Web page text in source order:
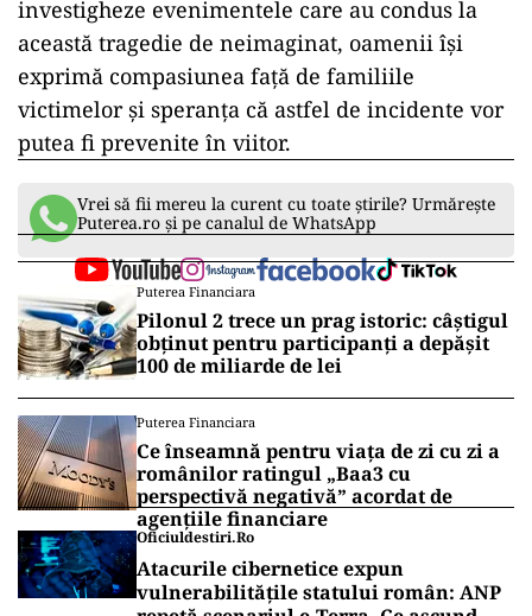
investigheze evenimentele care au condus la
această tragedie de neimaginat, oamenii își
exprimă compasiunea față de familiile
victimelor și speranța că astfel de incidente vor
putea fi prevenite în viitor.
Vrei să fii mereu la curent cu toate știrile? Urmărește
Puterea.ro și pe canalul de WhatsApp
Puterea Financiara
Pilonul 2 trece un prag istoric: câștigul
obținut pentru participanți a depășit
100 de miliarde de lei
Puterea Financiara
Ce înseamnă pentru viața de zi cu zi a
românilor ratingul „Baa3 cu
perspectivă negativă” acordat de
agențiile financiare
Oficiuldestiri.ro
Atacurile cibernetice expun
vulnerabilitățile statului român: ANP